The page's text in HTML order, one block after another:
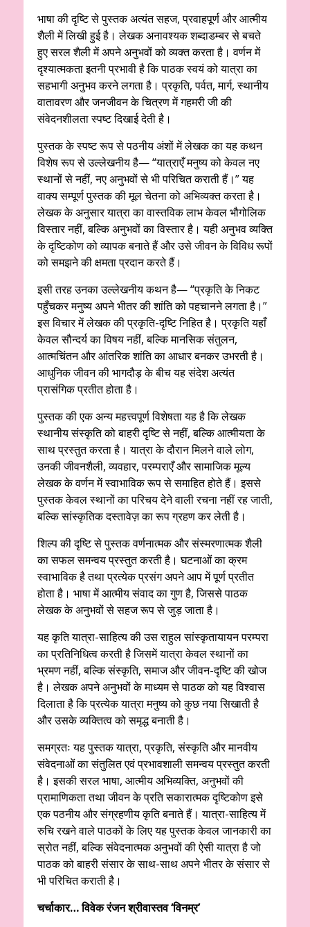
भाषा की दृष्टि से पुस्तक अत्यंत सहज, प्रवाहपूर्ण और आत्मीय
शैली में लिखी हुई है। लेखक अनावश्यक शब्दाडम्बर से बचते
हुए सरल शैली में अपने अनुभवों को व्यक्त करता है। वर्णन में
दृश्यात्मकता इतनी प्रभावी है कि पाठक स्वयं को यात्रा का
सहभागी अनुभव करने लगता है। प्रकृति, पर्वत, मार्ग, स्थानीय
वातावरण और जनजीवन के चित्रण में गहमरी जी की
संवेदनशीलता स्पष्ट दिखाई देती है।
पुस्तक के स्पष्ट रूप से पठनीय अंशों में लेखक का यह कथन
विशेष रूप से उल्लेखनीय है— “यात्राएँ मनुष्य को केवल नए
स्थानों से नहीं, नए अनुभवों से भी परिचित कराती हैं।” यह
वाक्य सम्पूर्ण पुस्तक की मूल चेतना को अभिव्यक्त करता है।
लेखक के अनुसार यात्रा का वास्तविक लाभ केवल भौगोलिक
विस्तार नहीं, बल्कि अनुभवों का विस्तार है। यही अनुभव व्यक्ति
के दृष्टिकोण को व्यापक बनाते हैं और उसे जीवन के विविध रूपों
को समझने की क्षमता प्रदान करते हैं।
इसी तरह उनका उल्लेखनीय कथन है— “प्रकृति के निकट
पहुँचकर मनुष्य अपने भीतर की शांति को पहचानने लगता है।”
इस विचार में लेखक की प्रकृति-दृष्टि निहित है। प्रकृति यहाँ
केवल सौन्दर्य का विषय नहीं, बल्कि मानसिक संतुलन,
आत्मचिंतन और आंतरिक शांति का आधार बनकर उभरती है।
आधुनिक जीवन की भागदौड़ के बीच यह संदेश अत्यंत
प्रासंगिक प्रतीत होता है।
पुस्तक की एक अन्य महत्त्वपूर्ण विशेषता यह है कि लेखक
स्थानीय संस्कृति को बाहरी दृष्टि से नहीं, बल्कि आत्मीयता के
साथ प्रस्तुत करता है। यात्रा के दौरान मिलने वाले लोग,
उनकी जीवनशैली, व्यवहार, परम्पराएँ और सामाजिक मूल्य
लेखक के वर्णन में स्वाभाविक रूप से समाहित होते हैं। इससे
पुस्तक केवल स्थानों का परिचय देने वाली रचना नहीं रह जाती,
बल्कि सांस्कृतिक दस्तावेज़ का रूप ग्रहण कर लेती है।
शिल्प की दृष्टि से पुस्तक वर्णनात्मक और संस्मरणात्मक शैली
का सफल समन्वय प्रस्तुत करती है। घटनाओं का क्रम
स्वाभाविक है तथा प्रत्येक प्रसंग अपने आप में पूर्ण प्रतीत
होता है। भाषा में आत्मीय संवाद का गुण है, जिससे पाठक
लेखक के अनुभवों से सहज रूप से जुड़ जाता है।
यह कृति यात्रा-साहित्य की उस राहुल सांस्कृतायायन परम्परा
का प्रतिनिधित्व करती है जिसमें यात्रा केवल स्थानों का
भ्रमण नहीं, बल्कि संस्कृति, समाज और जीवन-दृष्टि की खोज
है। लेखक अपने अनुभवों के माध्यम से पाठक को यह विश्वास
दिलाता है कि प्रत्येक यात्रा मनुष्य को कुछ नया सिखाती है
और उसके व्यक्तित्व को समृद्ध बनाती है।
समग्रतः यह पुस्तक यात्रा, प्रकृति, संस्कृति और मानवीय
संवेदनाओं का संतुलित एवं प्रभावशाली समन्वय प्रस्तुत करती
है। इसकी सरल भाषा, आत्मीय अभिव्यक्ति, अनुभवों की
प्रामाणिकता तथा जीवन के प्रति सकारात्मक दृष्टिकोण इसे
एक पठनीय और संग्रहणीय कृति बनाते हैं। यात्रा-साहित्य में
रुचि रखने वाले पाठकों के लिए यह पुस्तक केवल जानकारी का
स्रोत नहीं, बल्कि संवेदनात्मक अनुभवों की ऐसी यात्रा है जो
पाठक को बाहरी संसार के साथ-साथ अपने भीतर के संसार से
भी परिचित कराती है।
चर्चाकार… विवेक रंजन श्रीवास्तव ‘विनम्र’